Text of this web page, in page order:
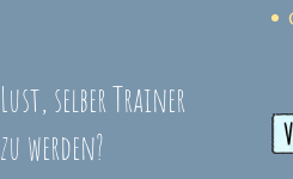
Lust, selber Trainer
zu werden?